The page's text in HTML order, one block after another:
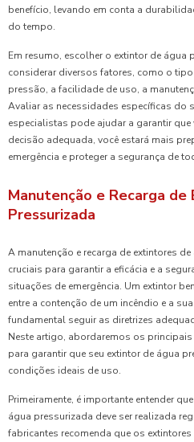
benefício, levando em conta a
do tempo.
Em resumo, escolher o extintor de água
considerar diversos fatores, como o
pressão, a facilidade de uso, a
Avaliar as necessidades específicas do
especialistas pode ajudar a garantir que
decisão adequada, você estará mais
emergência e proteger a segurança de
Manutenção e Recarga
Pressurizada
A manutenção e recarga de extintores
cruciais para garantir a eficácia e a
situações de emergência. Um extintor
entre a contenção de um incêndio e a
fundamental seguir as diretrizes
Neste artigo, abordaremos os
para garantir que seu extintor de água
condições ideais de uso.
Primeiramente, é importante entender
água pressurizada deve ser realizada
fabricantes recomenda que os